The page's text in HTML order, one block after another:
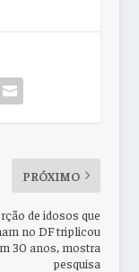
PRÓXIMO
de idosos que
no DF triplicou
30 anos, mostra
pesquisa